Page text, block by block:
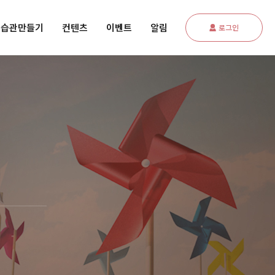
습관만들기 컨텐츠 이벤트 알림 로그인